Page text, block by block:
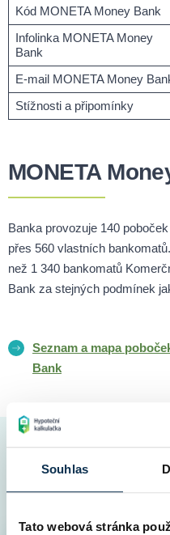
Souhlas
Tato webová stránka
Kód MONETA Money Bank
Infolinka MONETA Money
Bank
E-mail MONETA Money
Stížnosti a připomínky
MONETA
Banka provozuje 140
přes 560 vlastních
než 1 340 bankomatů
Bank za stejných podmínek
Seznam a mapa
Bank
Jak probíhá
Peníze máte